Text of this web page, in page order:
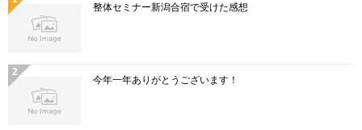
整体セミナー新潟合宿で受けた感想
今年一年ありがとうございます！